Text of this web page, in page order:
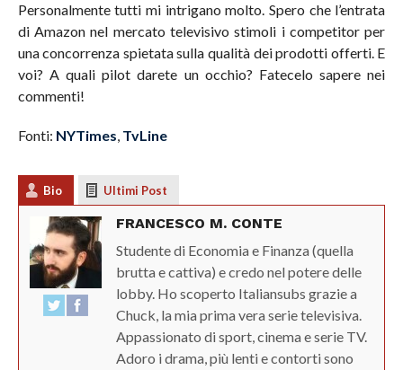
Personalmente tutti mi intrigano molto. Spero che l’entrata
di Amazon nel mercato televisivo stimoli i competitor per
una concorrenza spietata sulla qualità dei prodotti offerti. E
voi? A quali pilot darete un occhio? Fatecelo sapere nei
commenti!
Fonti: NYTimes, TvLine
Bio Ultimi Post
FRANCESCO M. CONTE
Studente di Economia e Finanza (quella
brutta e cattiva) e credo nel potere delle
lobby. Ho scoperto Italiansubs grazie a
Chuck, la mia prima vera serie televisiva.
Appassionato di sport, cinema e serie TV.
Adoro i drama, più lenti e contorti sono